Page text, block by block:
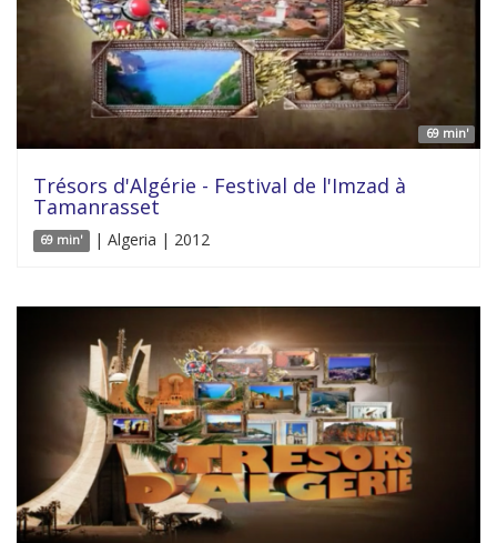
69 min'
Trésors d'Algérie - Festival de l'Imzad à
Tamanrasset
69 min' | Algeria | 2012